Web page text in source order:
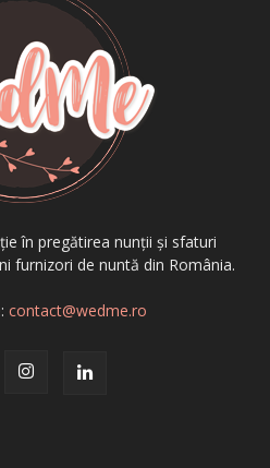
în pregătirea nunții și sfaturi
furnizori de nuntă din România.
contact@wedme.ro